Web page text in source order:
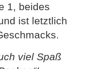
1, beides
ist letztlich
viel Spaß